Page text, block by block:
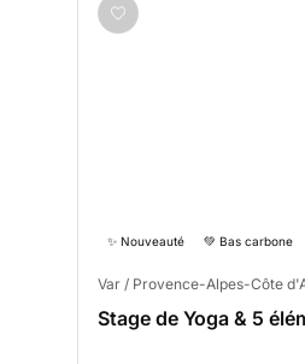
✨ Nouveauté 💚 Bas carbone
Var / Provence-Alpes-Côte
Stage de Yoga & 5